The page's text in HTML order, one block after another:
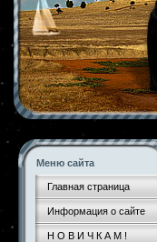
Меню сайта
Главная страница
Информация о сайте
Н О В И Ч К А М !